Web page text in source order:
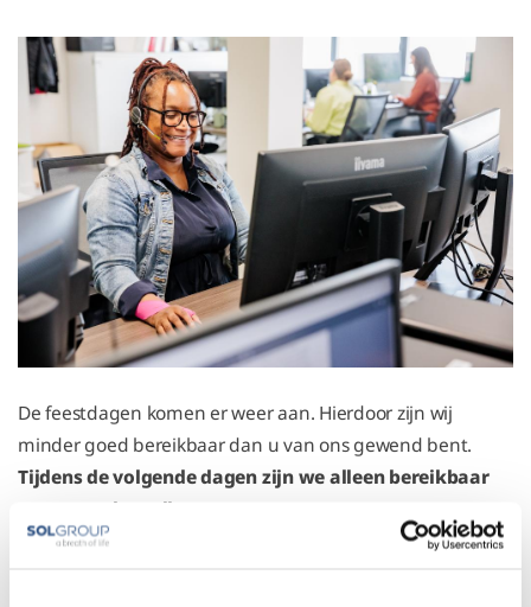
De feestdagen komen er weer aan. Hierdoor zijn wij
minder goed bereikbaar dan u van ons gewend bent.
Tijdens de volgende dagen zijn we alleen bereikbaar
voor spoedgevallen:
Donderdag 25 december 2025